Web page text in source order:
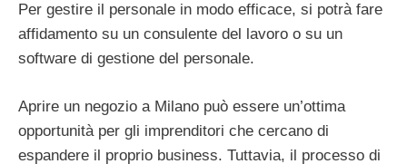
Per gestire il personale in modo efficace, si potrà fare
affidamento su un consulente del lavoro o su un
software di gestione del personale.
Aprire un negozio a Milano può essere un’ottima
opportunità per gli imprenditori che cercano di
espandere il proprio business. Tuttavia, il processo di